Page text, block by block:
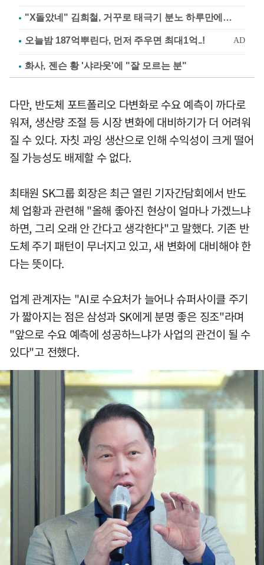
"X돌았네" 김희철, 거꾸로 태극기 분노 하루만에…
화사, 젠슨 황 '샤라웃'에 "잘 모르는 분"
다만, 반도체 포트폴리오 다변화로 수요 예측이 까다로
워져, 생산량 조절 등 시장 변화에 대비하기가 더 어려워
질 수 있다. 자칫 과잉 생산으로 인해 수익성이 크게 떨어
질 가능성도 배제할 수 없다.
최태원 SK그룹 회장은 최근 열린 기자간담회에서 반도
체 업황과 관련해 "올해 좋아진 현상이 얼마나 가겠느냐
하면, 그리 오래 안 간다고 생각한다"고 말했다. 기존 반
도체 주기 패턴이 무너지고 있고, 새 변화에 대비해야 한
다는 뜻이다.
업계 관계자는 "AI로 수요처가 늘어나 슈퍼사이클 주기
가 짧아지는 점은 삼성과 SK에게 분명 좋은 징조"라며
"앞으로 수요 예측에 성공하느냐가 사업의 관건이 될 수
있다"고 전했다.